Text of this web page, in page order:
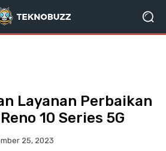
Layanan Perbaikan
10 Series 5G
25, 2023